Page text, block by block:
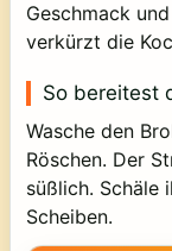
Geschmack
verkürzt die
So bereitest
Wasche den
Röschen. Der
süßlich. Schäle
Scheiben.